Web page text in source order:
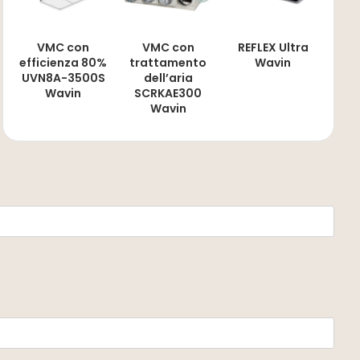
VMC con
efficienza 80%
UVN8A-3500S
Wavin
VMC con
trattamento
dell’aria
SCRKAE300
Wavin
REFLEX Ultra
Wavin